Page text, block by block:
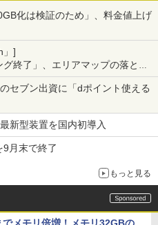
化は検証のため」、料金値上げ
」]
終了」、エリアマップの落とし
セブン出資に「dポイント使える
新型装置を国内初導入
9月末で終了
もっと見る